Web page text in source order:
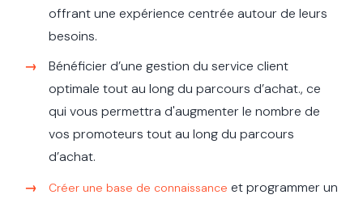
offrant une expérience centrée autour de leurs
besoins.
Bénéficier d’une gestion du service client
optimale tout au long du parcours d’achat., ce
qui vous permettra d'augmenter le nombre de
vos promoteurs tout au long du parcours
d’achat.
Créer une base de connaissance et programmer un